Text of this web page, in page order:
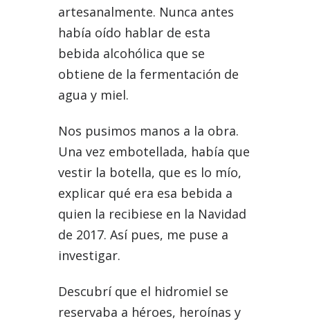
artesanalmente. Nunca antes
había oído hablar de esta
bebida alcohólica que se
obtiene de la fermentación de
agua y miel.
Nos pusimos manos a la obra.
Una vez embotellada, había que
vestir la botella, que es lo mío,
explicar qué era esa bebida a
quien la recibiese en la Navidad
de 2017. Así pues, me puse a
investigar.
Descubrí que el hidromiel se
reservaba a héroes, heroínas y